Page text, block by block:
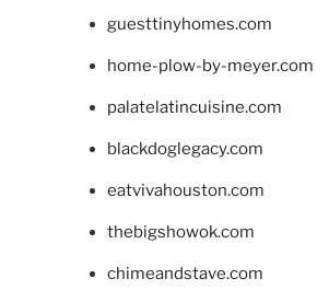
guesttinyhomes.com
home-plow-by-meyer.com
palatelatincuisine.com
blackdoglegacy.com
eatvivahouston.com
thebigshowok.com
chimeandstave.com